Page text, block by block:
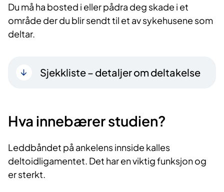
Du må ha bosted i eller pådra deg skade i et
område der du blir sendt til et av sykehusene som
deltar.
Sjekkliste – detaljer om deltakelse
Hva innebærer studien?
Leddbåndet på ankelens innside kalles
deltoidligamentet. Det har en viktig funksjon og
er sterkt.